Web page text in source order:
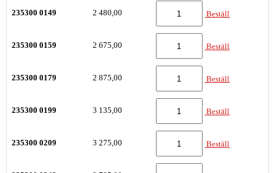
235300 0149 2 480,00 Beställ
235300 0159 2 675,00 Beställ
235300 0179 2 875,00 Beställ
235300 0199 3 135,00 Beställ
235300 0209 3 275,00 Beställ